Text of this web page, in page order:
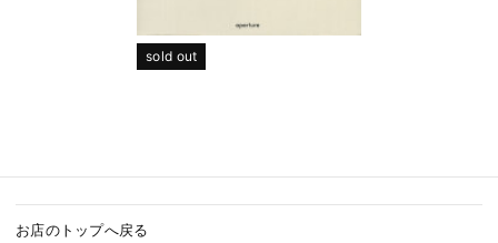
sold out
お店のトップへ戻る